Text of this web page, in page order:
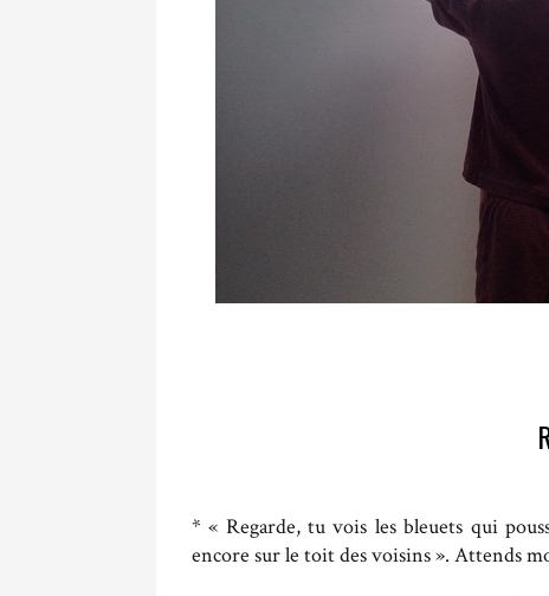
* « Regarde, tu vois les bleuets qui
encore sur le toit des voisins ». Attends